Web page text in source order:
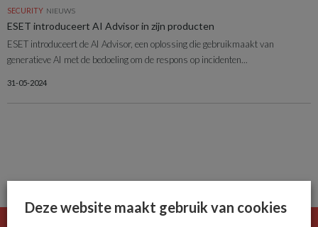
SECURITY NIEUWS
ESET introduceert AI Advisor in zijn producten
ESET introduceert de AI Advisor, een oplossing die gebruikmaakt van
generatieve AI met de bedoeling om de respons op incidenten...
31-05-2024
Deze website maakt gebruik van cookies